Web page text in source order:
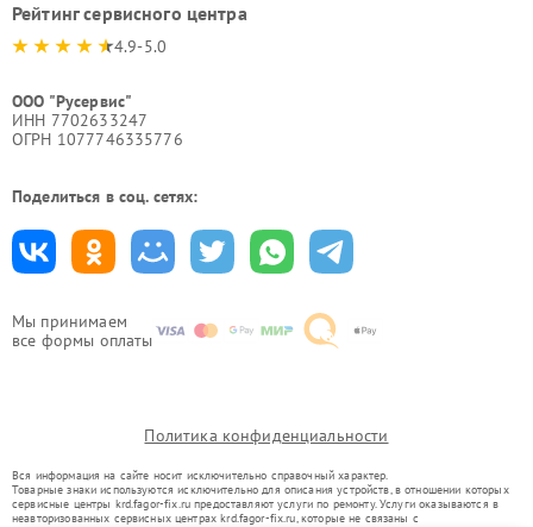
Мы принимаем
все формы оплаты
Рейтинг сервисного центра
4.9-5.0
ООО "Русервис"
ИНН 7702633247
ОГРН 1077746335776
Поделиться в соц. сетях:
Политика конфиденциальности
Вся информация на сайте носит исключительно справочный характер.
Товарные знаки используются исключительно для описания устройств, в отношении которых
сервисные центры krd.fagor-fix.ru предоставляют услуги по ремонту. Услуги оказываются в
неавторизованных сервисных центрах krd.fagor-fix.ru, которые не связаны с